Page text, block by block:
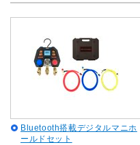
Bluetooth搭載デジタルマニホ
ールドセット